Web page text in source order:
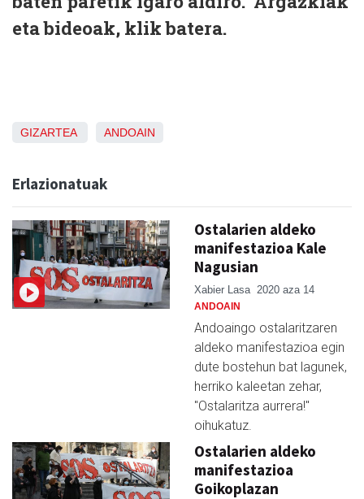
eta bideoak, klik batera.
GIZARTEA ANDOAIN
Erlazionatuak
Ostalarien aldeko
manifestazioa Kale
Nagusian
Xabier Lasa 2020 aza 14
ANDOAIN
Andoaingo ostalaritzaren
aldeko manifestazioa egin
dute bostehun bat lagunek,
herriko kaleetan zehar,
"Ostalaritza aurrera!"
oihukatuz.
Ostalarien aldeko
manifestazioa
Goikoplazan